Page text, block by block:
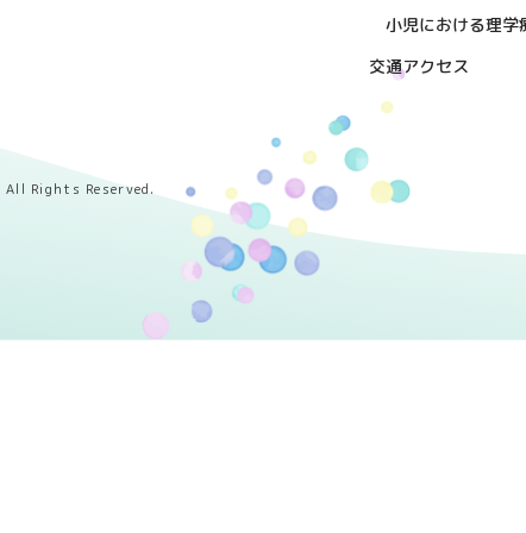
小児における理学
交通アクセス
All Rights Reserved.